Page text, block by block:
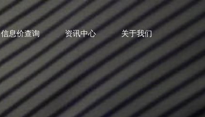
信息价查询 资讯中心 关于我们